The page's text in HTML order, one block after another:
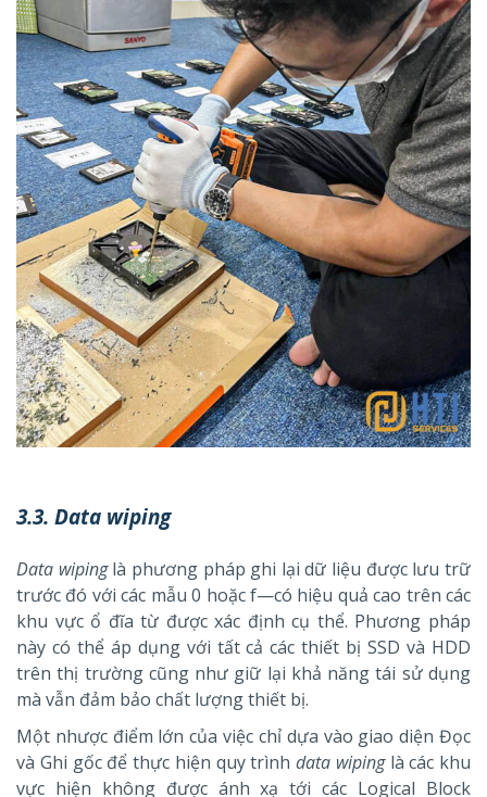
3.3. Data wiping
Data wipinglà phương pháp ghi lại dữ liệu được lưu trữ
trước đó với các mẫu 0 hoặc f—có hiệu quả cao trên các
khu vực ổ đĩa từ được xác định cụ thể. Phương pháp
này có thể áp dụng với tất cả các thiết bị SSD và HDD
trên thị trường cũng như giữ lại khả năng tái sử dụng
mà vẫn đảm bảo chất lượng thiết bị.
Một nhược điểm lớn của việc chỉ dựa vào giao diện Đọc
và Ghi gốc để thực hiện quy trình data wipinglà các khu
vực hiện không được ánh xạ tới các Logical Block